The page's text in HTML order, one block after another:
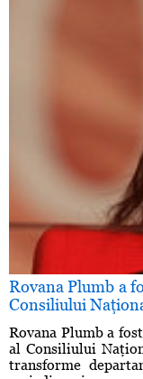
Rovana Plumb a
Consiliului
Rovana Plumb a
al Consiliului
transforme